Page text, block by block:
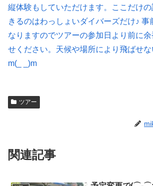
縦体験もしていただけます。ここだけ
きるのはわっしょいダイバーズだけ♪ 事
なりますのでツアーの参加日より前に
せください。天候や場所により飛ばせ
m(_ _)m
ツアー
関連記事